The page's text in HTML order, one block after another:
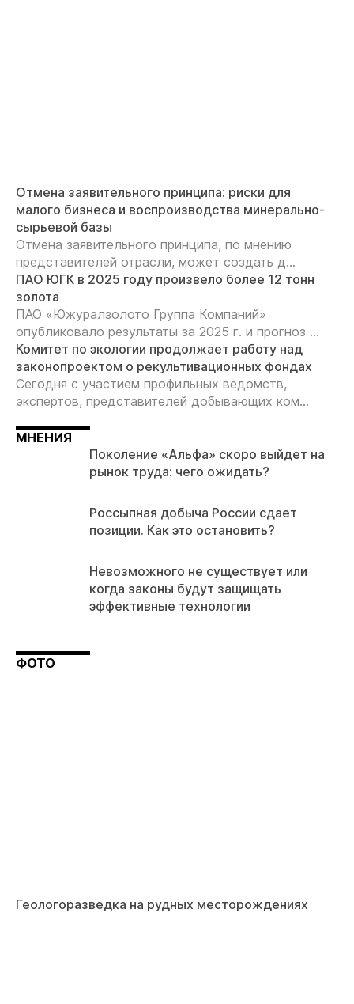
Отмена заявительного принципа: риски для
малого бизнеса и воспроизводства минерально-
сырьевой базы
Отмена заявительного принципа, по мнению
представителей отрасли, может создать д...
ПАО ЮГК в 2025 году произвело более 12 тонн
золота
ПАО «Южуралзолото Группа Компаний»
опубликовало результаты за 2025 г. и прогноз ...
Комитет по экологии продолжает работу над
законопроектом о рекультивационных фондах
Сегодня с участием профильных ведомств,
экспертов, представителей добывающих ком...
МНЕНИЯ
Поколение «Альфа» скоро выйдет на
рынок труда: чего ожидать?
Россыпная добыча России сдает
позиции. Как это остановить?
Невозможного не существует или
когда законы будут защищать
эффективные технологии
ФОТО
Геологоразведка на рудных месторождениях